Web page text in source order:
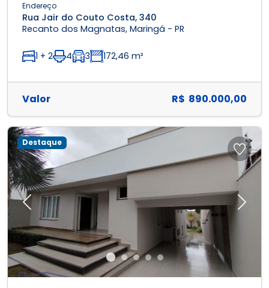
Endereço
Rua Jair do Couto Costa, 340
Recanto dos Magnatas, Maringá - PR
1 + 2 4 3 172,46 m²
Valor R$ 890.000,00
Previous Next
Destaque